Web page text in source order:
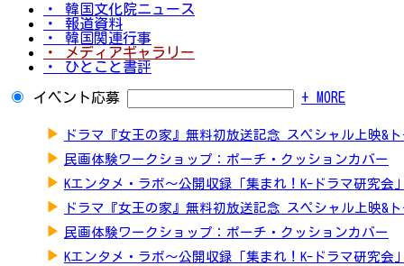
・ 韓国文化院ニュース
・ 報道資料
・ 韓国関連行事
・ メディアギャラリー
・ ひとこと書評
イベント応募 + MORE
▶ ドラマ『女王の家』無料初放送記念 スペシャル上映&
▶ 民画体験ワークショップ：ポーチ・クッションカバー
▶ Kエンタメ・ラボ～公開収録「集まれ！K-ドラマ研究会」
▶ ドラマ『女王の家』無料初放送記念 スペシャル上映&
▶ 民画体験ワークショップ：ポーチ・クッションカバー
▶ Kエンタメ・ラボ～公開収録「集まれ！K-ドラマ研究会」